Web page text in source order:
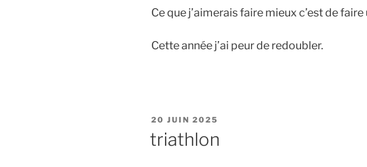
Ce que j’aimerais faire mieux c’est de
Cette année j’ai peur de redoubler.
PUBLIÉ
20 JUIN 2025
triathlon